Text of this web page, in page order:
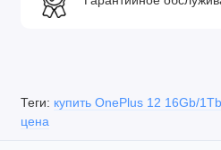
Теги: купить OnePlus 12 16Gb/1Tb
цена